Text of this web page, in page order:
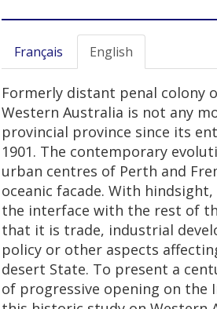
Français English
Formerly distant penal colony
Western Australia is not any
provincial province since its
1901. The contemporary
urban centres of Perth and
oceanic facade. With
the interface with the rest of
that it is trade, industrial
policy or other aspects
desert State. To present a
of progressive opening on the